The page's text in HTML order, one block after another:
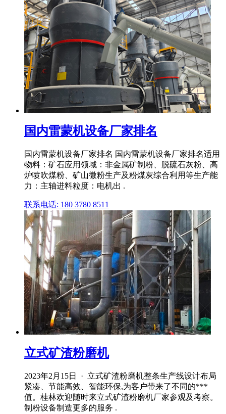
国内雷蒙机设备厂家排名
国内雷蒙机设备厂家排名 国内雷蒙机设备厂家排名适用
物料：矿石应用领域：非金属矿制粉、脱硫石灰粉、高
炉喷吹煤粉、矿山微粉生产及粉煤灰综合利用等生产能
力：主轴进料粒度：电机出 .
联系电话: 180 3780 8511
立式矿渣粉磨机
2023年2月15日 · 立式矿渣粉磨机整条生产线设计布局
紧凑、节能高效、智能环保,为客户带来了不同的***
值。桂林欢迎随时来立式矿渣粉磨机厂家参观及考察。
制粉设备制造更多的服务 .